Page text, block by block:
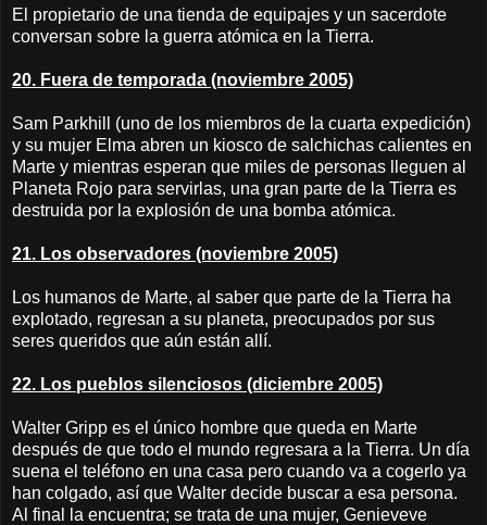
El propietario de una tienda de equipajes y un sacerdote
conversan sobre la guerra atómica en la Tierra.
20. Fuera de temporada (noviembre 2005)
Sam Parkhill (uno de los miembros de la cuarta expedición)
y su mujer Elma abren un kiosco de salchichas calientes en
Marte y mientras esperan que miles de personas lleguen al
Planeta Rojo para servirlas, una gran parte de la Tierra es
destruida por la explosión de una bomba atómica.
21. Los observadores (noviembre 2005)
Los humanos de Marte, al saber que parte de la Tierra ha
explotado, regresan a su planeta, preocupados por sus
seres queridos que aún están allí.
22. Los pueblos silenciosos (diciembre 2005)
Walter Gripp es el único hombre que queda en Marte
después de que todo el mundo regresara a la Tierra. Un día
suena el teléfono en una casa pero cuando va a cogerlo ya
han colgado, así que Walter decide buscar a esa persona.
Al final la encuentra; se trata de una mujer, Genieveve